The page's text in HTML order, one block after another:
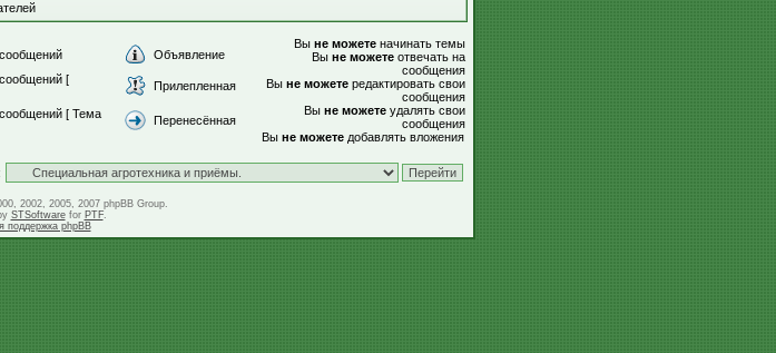
Объявление
[
Прилепленная
[ Тема
Перенесённая
Вы не можете начинать темы
Вы не можете отвечать на
сообщения
Вы не можете редактировать свои
сообщения
Вы не можете удалять свои
сообщения
Вы не можете добавлять вложения
2002, 2005, 2007 phpBB Group.
STSoftwarefor PTF.
поддержка phpBB